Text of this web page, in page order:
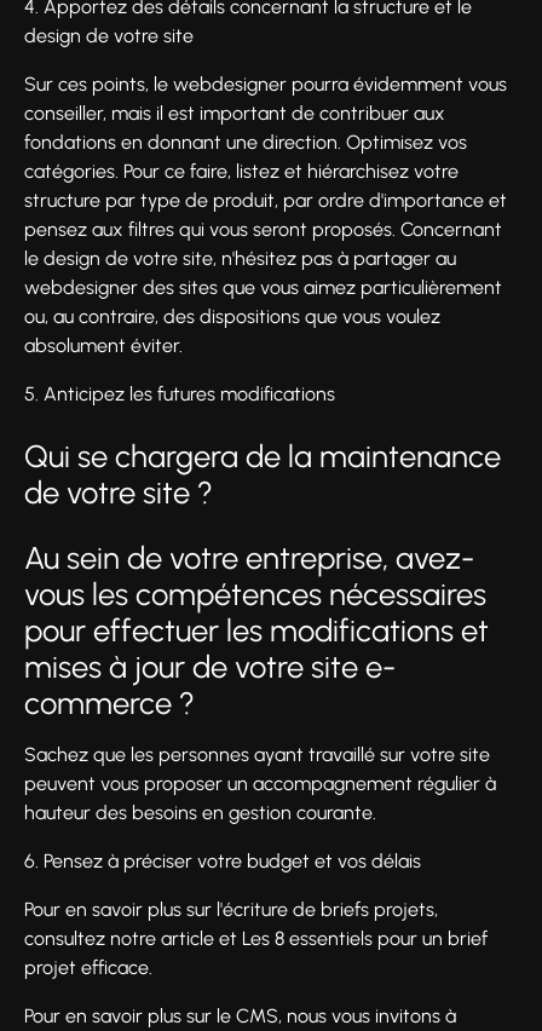
4. Apportez des détails concernant la structure et le
design de votre site
Sur ces points, le webdesigner pourra évidemment vous
conseiller, mais il est important de contribuer aux
fondations en donnant une direction. Optimisez vos
catégories. Pour ce faire, listez et hiérarchisez votre
structure par type de produit, par ordre d'importance et
pensez aux filtres qui vous seront proposés. Concernant
le design de votre site, n'hésitez pas à partager au
webdesigner des sites que vous aimez particulièrement
ou, au contraire, des dispositions que vous voulez
absolument éviter.
5. Anticipez les futures modifications
Qui se chargera de la maintenance
de votre site ?
Au sein de votre entreprise, avez-
vous les compétences nécessaires
pour effectuer les modifications et
mises à jour de votre site e-
commerce ?
Sachez que les personnes ayant travaillé sur votre site
peuvent vous proposer un accompagnement régulier à
hauteur des besoins en gestion courante.
6. Pensez à préciser votre budget et vos délais
Pour en savoir plus sur l'écriture de briefs projets,
consultez notre article et Les 8 essentiels pour un brief
projet efficace.
Pour en savoir plus sur le CMS, nous vous invitons à